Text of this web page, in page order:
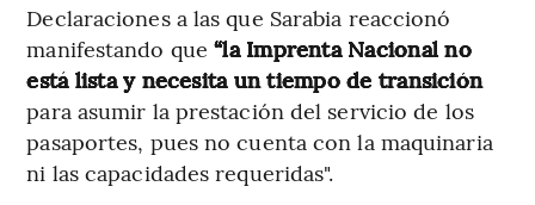
Declaraciones a las que Sarabia reaccionó
manifestando que“la Imprenta Nacional no
está lista y necesita un tiempo de transición
para asumir la prestación del servicio de los
pasaportes, pues no cuenta con la maquinaria
ni las capacidades requeridas".